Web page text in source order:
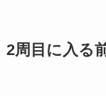
2周目に入る